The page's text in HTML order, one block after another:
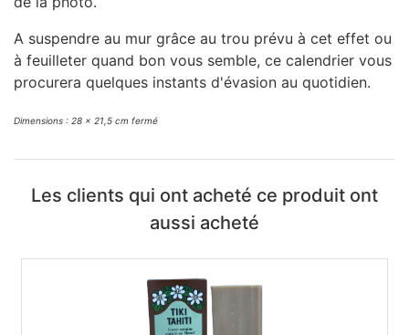
Nous contacter
A suspendre au mur grâce au trou prévu à cet effet ou
à feuilleter quand bon vous semble, ce calendrier vous
procurera quelques instants d'évasion au quotidien.
Dimensions : 28 x 21,5 cm fermé
Les clients qui ont acheté ce produit ont
aussi acheté